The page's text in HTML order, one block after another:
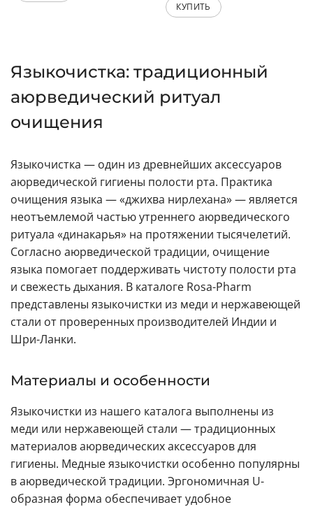
КУПИТЬ
Языкочистка: традиционный
аюрведический ритуал
очищения
Языкочистка — один из древнейших аксессуаров
аюрведической гигиены полости рта. Практика
очищения языка — «джихва нирлехана» — является
неотъемлемой частью утреннего аюрведического
ритуала «динакарья» на протяжении тысячелетий.
Согласно аюрведической традиции, очищение
языка помогает поддерживать чистоту полости рта
и свежесть дыхания. В каталоге Rosa-Pharm
представлены языкочистки из меди и нержавеющей
стали от проверенных производителей Индии и
Шри-Ланки.
Материалы и особенности
Языкочистки из нашего каталога выполнены из
меди или нержавеющей стали — традиционных
материалов аюрведических аксессуаров для
гигиены. Медные языкочистки особенно популярны
в аюрведической традиции. Эргономичная U-
образная форма обеспечивает удобное